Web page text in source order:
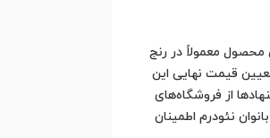
محصول معمولاً در رنج
قیمت نهایی این
از فروشگاه‌های
نئودرم اطمینان